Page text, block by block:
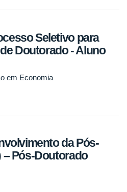
Seletivo para
Doutorado - Aluno
em Economia
da Pós-
– Pós-Doutorado